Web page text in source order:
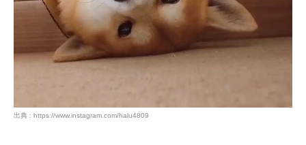
出典 : https://www.instagram.com/halu4809